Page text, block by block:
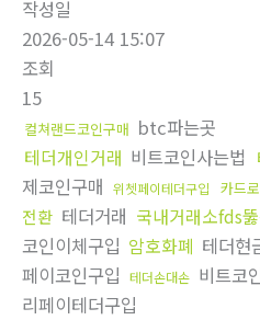
작성일
2026-05-14 15:07
조회
15
컬쳐랜드코인구매 btc파는곳
테더개인거래 비트코인사는법
제코인구매 위쳇페이테더구입 카드
전환 테더거래 국내거래소fds
코인이체구입 암호화폐 테더현
페이코인구입 테더손대손 비트코
리페이테더구입